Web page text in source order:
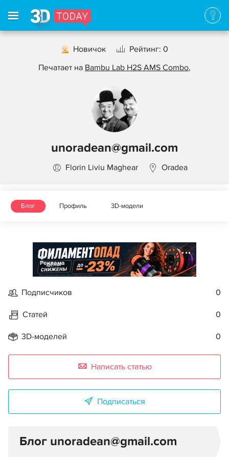
Новичок
Рейтинг: 0
Печатает на Bambu Lab H2S AMS Combo,
unoradean@gmail.com
Florin Liviu Maghear Oradea
Блог Профиль 3D-модели
Реклама
Подписчиков 0
Статей 0
3D-моделей 0
Написать статью
Подписаться
Блог unoradean@gmail.com